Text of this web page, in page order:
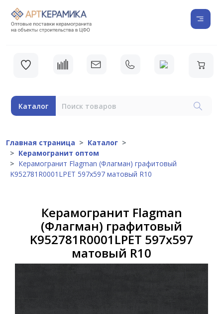
Каталог
Главная страница
Каталог
Керамогранит оптом
Керамогранит Flagman (Флагман) графитовый
K952781R0001LPET 597x597 матовый R10
Керамогранит Flagman
(Флагман) графитовый
K952781R0001LPET 597x597
матовый R10